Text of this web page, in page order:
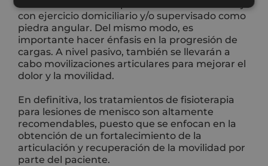
con ejercicio domiciliario y/o supervisado como
piedra angular. Del mismo modo, es
importante hacer énfasis en la progresión de
cargas. A nivel pasivo, también se llevarán a
cabo movilizaciones articulares para mejorar el
dolor y la movilidad.
En definitiva, los tratamientos de fisioterapia
para lesiones de menisco son altamente
recomendables, puesto que se enfocan en la
obtención de un fortalecimiento de la
articulación y recuperación de la movilidad por
parte del paciente.